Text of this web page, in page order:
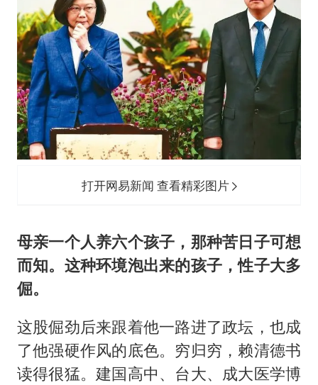
打开网易新闻 查看精彩图片
母亲一个人养六个孩子，那种苦日子可想
而知。这种环境泡出来的孩子，性子大多
倔。
这股倔劲后来跟着他一路进了政坛，也成
了他强硬作风的底色。穷归穷，赖清德书
读得很猛。建国高中、台大、成大医学博